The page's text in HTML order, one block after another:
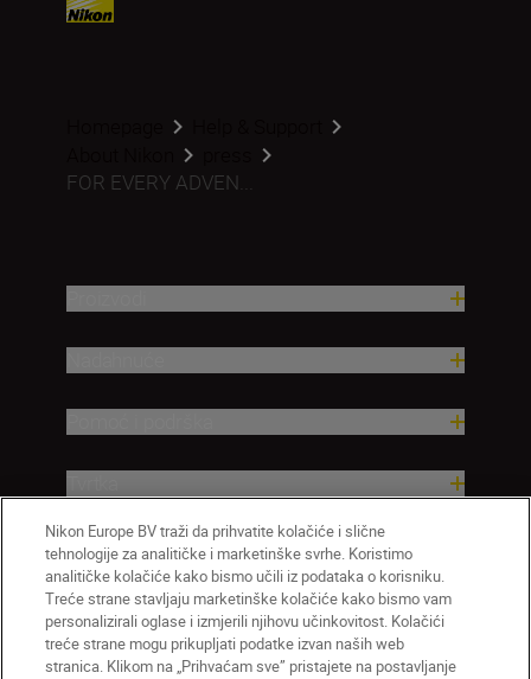
FOR EVERY ADVEN...
Nikon Europe BV traži da prihvatite kolačiće i slične
tehnologije za analitičke i marketinške svrhe. Koristimo
analitičke kolačiće kako bismo učili iz podataka o korisniku.
Treće strane stavljaju marketinške kolačiće kako bismo vam
personalizirali oglase i izmjerili njihovu učinkovitost. Kolačići
treće strane mogu prikupljati podatke izvan naših web
stranica. Klikom na „Prihvaćam sve” pristajete na postavljanje